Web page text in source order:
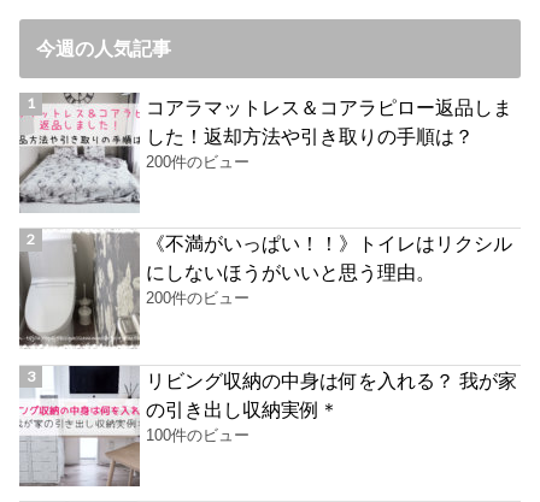
今週の人気記事
コアラマットレス＆コアラピロー返品しま
した！返却方法や引き取りの手順は？
200件のビュー
《不満がいっぱい！！》トイレはリクシル
にしないほうがいいと思う理由。
200件のビュー
リビング収納の中身は何を入れる？ 我が家
の引き出し収納実例＊
100件のビュー